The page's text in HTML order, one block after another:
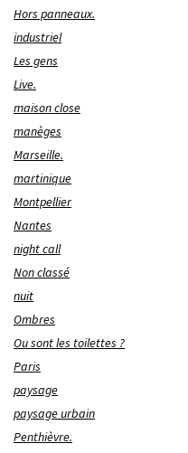
Hors panneaux.
industriel
Les gens
Live.
maison close
manèges
Marseille.
martinique
Montpellier
Nantes
night call
Non classé
nuit
Ombres
Ou sont les toilettes ?
Paris
paysage
paysage urbain
Penthièvre.